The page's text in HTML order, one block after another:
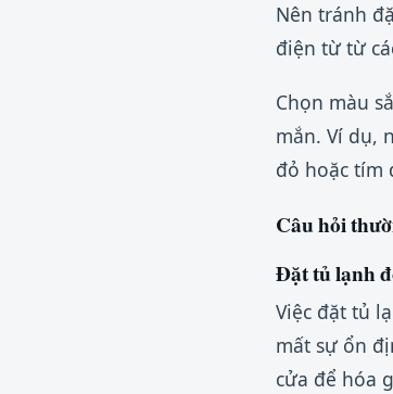
Nên tránh
điện từ từ
Chọn màu
mắn. Ví dụ,
đỏ hoặc tím
Câu hỏi
Đặt tủ lạnh
Việc đặt tủ
mất sự ổn
cửa để hóa